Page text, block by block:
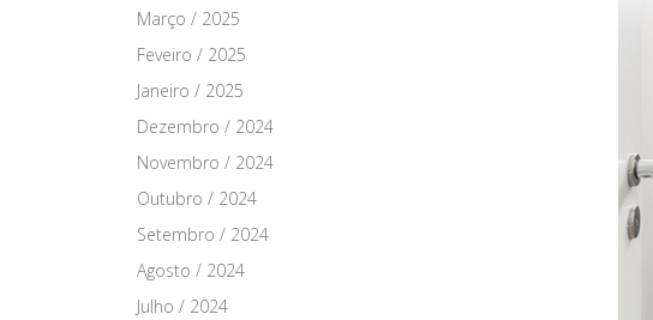
Março / 2025
Feveiro / 2025
Janeiro / 2025
Dezembro / 2024
Novembro / 2024
Outubro / 2024
Setembro / 2024
Agosto / 2024
Julho / 2024